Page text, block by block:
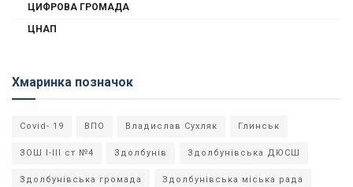
ЦИФРОВА ГРОМАДА
ЦНАП
Хмаринка позначок
Covid- 19 ВПО Владислав Сухляк Глинськ
ЗОШ І-ІІІ ст №4 Здолбунів Здолбунівська ДЮСШ
Здолбунівська громада Здолбунівська міська рада